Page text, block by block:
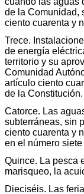
de la Comunidad,
ciento cuarenta y
Trece.
de energía
territorio y su
Comunidad
artículo ciento
de la Constitución.
Catorce. Las
subterráneas, sin
ciento cuarenta y
en el número
Quince. La pesca
marisqueo, la
Dieciséis. Las